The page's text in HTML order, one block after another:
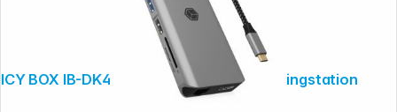
ICY BOX IB-DK4061-CPD Notebook Dockingstation